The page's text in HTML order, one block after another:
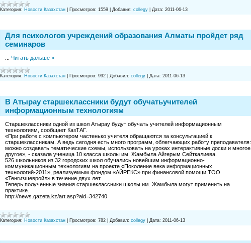
Категория: Новости Казахстан Просмотров: 1559 Добавил: collegy Дата: 2011-06-13
Для психологов учреждений образования Алматы пройдет ряд
семинаров
Читать дальше »
Категория: Новости Казахстан Просмотров: 992 Добавил: collegy Дата: 2011-06-13
В Атырау старшеклассники будут обучатьучителей
информационным технологиям
Старшеклассники одной из школ Атырау будут обучать учителей информационным
технологиям, сообщает КазТАГ.
«При работе с компьютером частенько учителя обращаются за консультацией к
старшеклассникам. А ведь сегодня есть много программ, облегчающих работу преподавателя:
можно создавать тематические схемы, использовать на уроках интерактивные доски и многое
другое», - сказала ученица 10 класса школы им. Жамбыла Айгерым Сейткалиева.
526 школьников из 32 городских школ обучались новейшим информационно-
коммуникационным технологиям на проекте «Поколение века информационных
технологий-2011», реализуемым фондом «АЙРЕКС» при финансовой помощи ТОО
«Тенгизшевройл» в течение двух лет.
Теперь полученные знания старшеклассники школы им. Жамбыла могут применить на
практике.
http://news.gazeta.kz/art.asp?aid=342740
Категория: Новости Казахстан Просмотров: 782 Добавил: collegy Дата: 2011-06-13